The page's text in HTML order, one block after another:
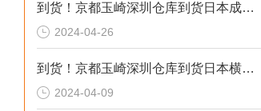
到货！京都玉崎深圳仓库到货日本成茂锻针仪MF2
2024-04-26
到货！京都玉崎深圳仓库到货日本横河 电导率仪传感器 SC8SG-R31-T-305-P1-A
2024-04-09